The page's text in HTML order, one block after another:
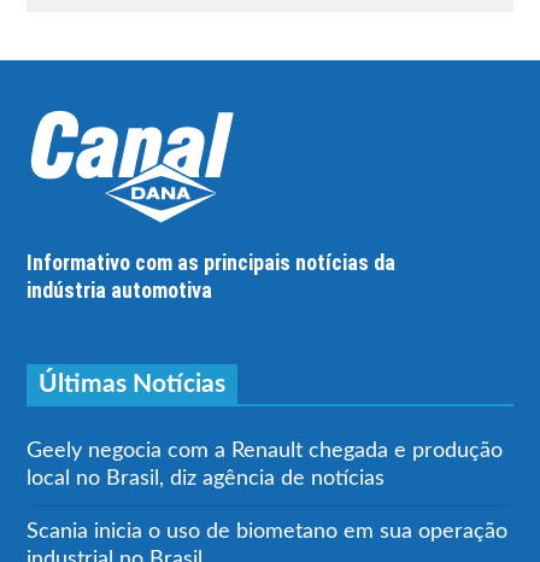
Informativo com as principais notícias da
indústria automotiva
Últimas Notícias
Geely negocia com a Renault chegada e produção
local no Brasil, diz agência de notícias
Scania inicia o uso de biometano em sua operação